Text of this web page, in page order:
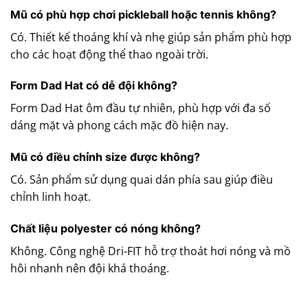
Mũ có phù hợp chơi pickleball hoặc tennis không?
Có. Thiết kế thoáng khí và nhẹ giúp sản phẩm phù hợp
cho các hoạt động thể thao ngoài trời.
Form Dad Hat có dễ đội không?
Form Dad Hat ôm đầu tự nhiên, phù hợp với đa số
dáng mặt và phong cách mặc đồ hiện nay.
Mũ có điều chỉnh size được không?
Có. Sản phẩm sử dụng quai dán phía sau giúp điều
chỉnh linh hoạt.
Chất liệu polyester có nóng không?
Không. Công nghệ Dri-FIT hỗ trợ thoát hơi nóng và mồ
hôi nhanh nên đội khá thoáng.